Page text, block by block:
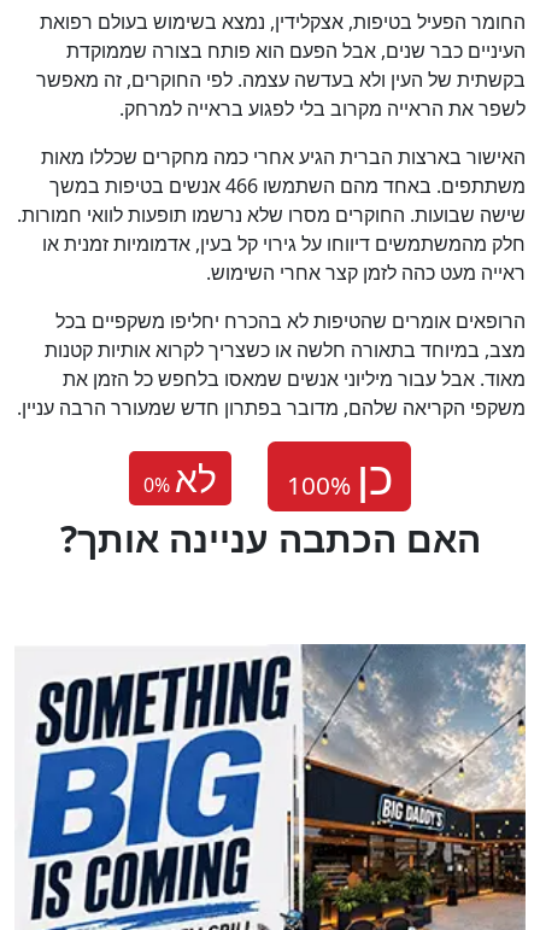
החומר הפעיל בטיפות, אצקלידין, נמצא בשימוש בעולם רפואת
העיניים כבר שנים, אבל הפעם הוא פותח בצורה שממוקדת
בקשתית של העין ולא בעדשה עצמה. לפי החוקרים, זה מאפשר
לשפר את הראייה מקרוב בלי לפגוע בראייה למרחק.
האישור בארצות הברית הגיע אחרי כמה מחקרים שכללו מאות
משתתפים. באחד מהם השתמשו 466 אנשים בטיפות במשך
שישה שבועות. החוקרים מסרו שלא נרשמו תופעות לוואי חמורות.
חלק מהמשתמשים דיווחו על גירוי קל בעין, אדמומיות זמנית או
ראייה מעט כהה לזמן קצר אחרי השימוש.
הרופאים אומרים שהטיפות לא בהכרח יחליפו משקפיים בכל
מצב, במיוחד בתאורה חלשה או כשצריך לקרוא אותיות קטנות
מאוד. אבל עבור מיליוני אנשים שמאסו בלחפש כל הזמן את
משקפי הקריאה שלהם, מדובר בפתרון חדש שמעורר הרבה עניין.
0% לא
?האם הכתבה עניינה אותך